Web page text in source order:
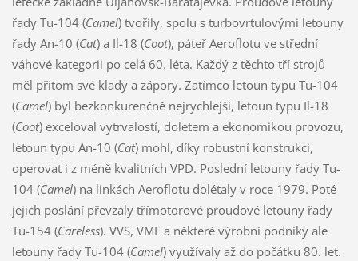
řady Tu-104 (Camel) tvořily, spolu s turbovrtulovými letouny
řady An-10 (Cat) a Il-18 (Coot), páteř Aeroflotu ve střední
váhové kategorii po celá 60. léta. Každý z těchto tří strojů
měl přitom své klady a zápory. Zatímco letoun typu Tu-104
(Camel) byl bezkonkurenčně nejrychlejší, letoun typu Il-18
(Coot) exceloval vytrvalostí, doletem a ekonomikou provozu,
letoun typu An-10 (Cat) mohl, díky robustní konstrukci,
operovat i z méně kvalitních VPD. Poslední letouny řady Tu-
104 (Camel) na linkách Aeroflotu dolétaly v roce 1979. Poté
jejich poslání převzaly třímotorové proudové letouny řady
Tu-154 (Careless). VVS, VMF a některé výrobní podniky ale
letouny řady Tu-104 (Camel) využívaly až do počátku 80. let.